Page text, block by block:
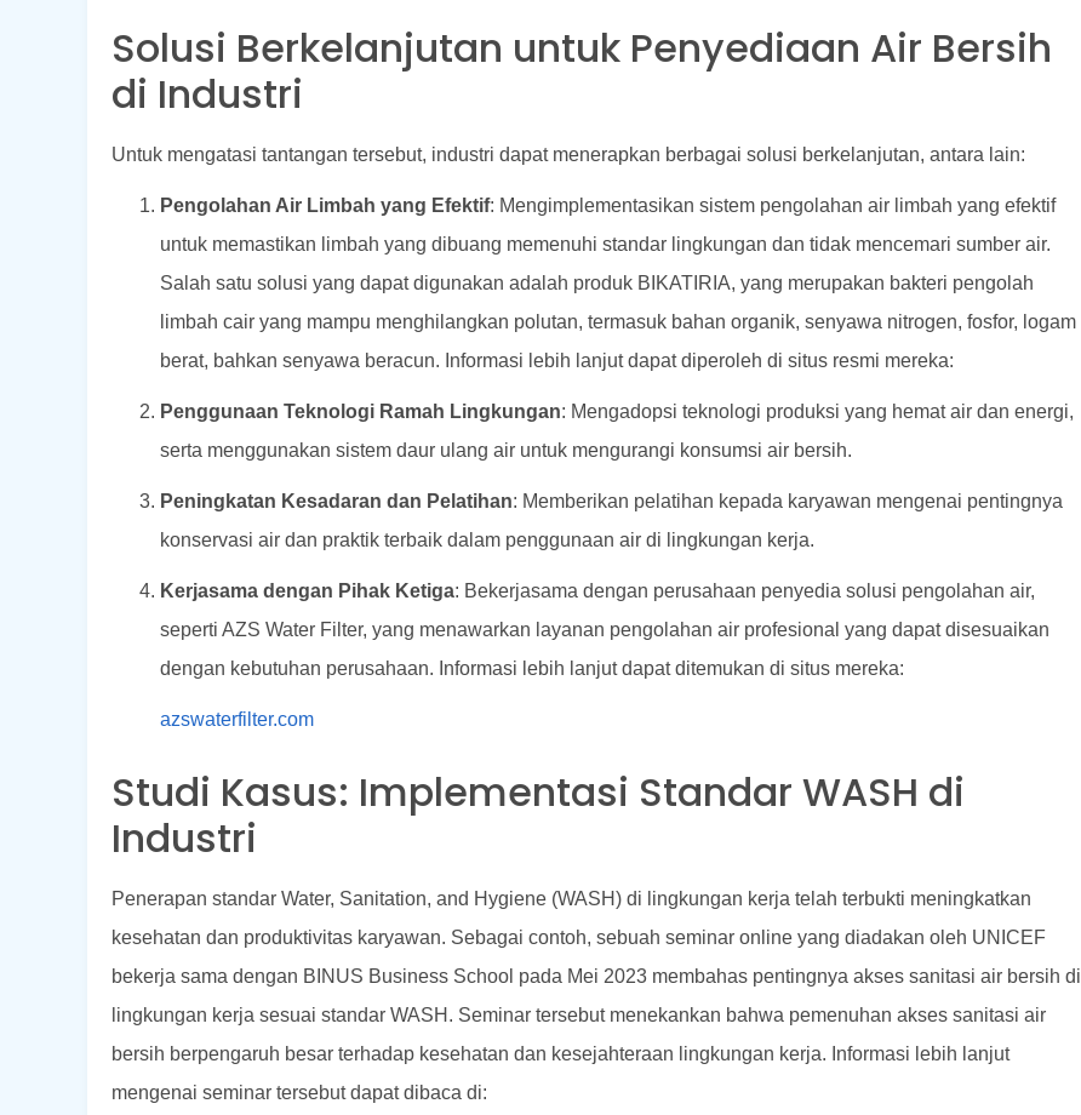
Solusi Berkelanjutan untuk Penyediaan Air Bersih
di Industri
Untuk mengatasi tantangan tersebut, industri dapat menerapkan berbagai solusi berkelanjutan, antara lain:
Pengolahan Air Limbah yang Efektif: Mengimplementasikan sistem pengolahan air limbah yang efektif
untuk memastikan limbah yang dibuang memenuhi standar lingkungan dan tidak mencemari sumber air.
Salah satu solusi yang dapat digunakan adalah produk BIKATIRIA, yang merupakan bakteri pengolah
limbah cair yang mampu menghilangkan polutan, termasuk bahan organik, senyawa nitrogen, fosfor, logam
berat, bahkan senyawa beracun. Informasi lebih lanjut dapat diperoleh di situs resmi mereka:
Penggunaan Teknologi Ramah Lingkungan: Mengadopsi teknologi produksi yang hemat air dan energi,
serta menggunakan sistem daur ulang air untuk mengurangi konsumsi air bersih.
Peningkatan Kesadaran dan Pelatihan: Memberikan pelatihan kepada karyawan mengenai pentingnya
konservasi air dan praktik terbaik dalam penggunaan air di lingkungan kerja.
Kerjasama dengan Pihak Ketiga: Bekerjasama dengan perusahaan penyedia solusi pengolahan air,
seperti AZS Water Filter, yang menawarkan layanan pengolahan air profesional yang dapat disesuaikan
dengan kebutuhan perusahaan. Informasi lebih lanjut dapat ditemukan di situs mereka:
azswaterfilter.com
Studi Kasus: Implementasi Standar WASH di
Industri
Penerapan standar Water, Sanitation, and Hygiene (WASH) di lingkungan kerja telah terbukti meningkatkan
kesehatan dan produktivitas karyawan. Sebagai contoh, sebuah seminar online yang diadakan oleh UNICEF
bekerja sama dengan BINUS Business School pada Mei 2023 membahas pentingnya akses sanitasi air bersih di
lingkungan kerja sesuai standar WASH. Seminar tersebut menekankan bahwa pemenuhan akses sanitasi air
bersih berpengaruh besar terhadap kesehatan dan kesejahteraan lingkungan kerja. Informasi lebih lanjut
mengenai seminar tersebut dapat dibaca di: